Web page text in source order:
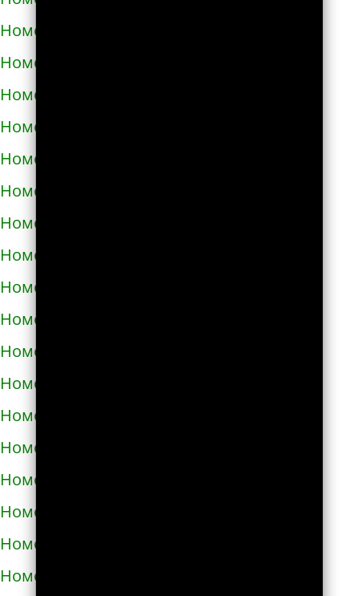
Номера телефонов такси в Долине
Номера телефонов такси в Дрогобыче
Номера телефонов такси в Дублянах
Номера телефонов такси в Дубно
Номера телефонов такси в Дунаевцах
Номера телефонов такси в Жашкове
Номера телефонов такси в Жёлтых водах
Номера телефонов такси в Жидачове
Номера телефонов такси в Житомире
Номера телефонов такси в Жмеринке
Номера телефонов такси в Жолкве
Номера телефонов такси в Запорожье
Номера телефонов такси в Збараже
Номера телефонов такси в Звенигородке
Номера телефонов такси в Здолбунове
Номера телефонов такси в Змиёве
Номера телефонов такси в Знаменке
Номера телефонов такси в Золотоноше